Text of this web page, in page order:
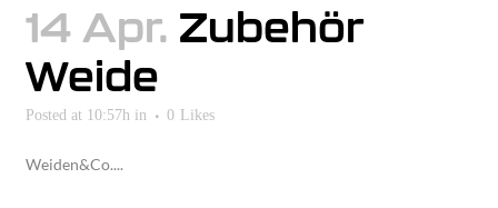
14 Apr. Zubehör
Weide
Posted at 10:57h in 0 Likes
Weiden&Co....